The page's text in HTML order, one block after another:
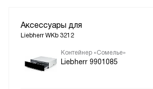
Аксессуары для
Liebherr WKb 3212
Контейнер «Сомелье»
Liebherr 9901085